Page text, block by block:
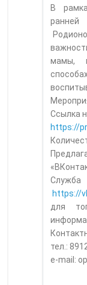
В
мамы,
Ссылка
https://
https://
для
тел.:
e-mail: